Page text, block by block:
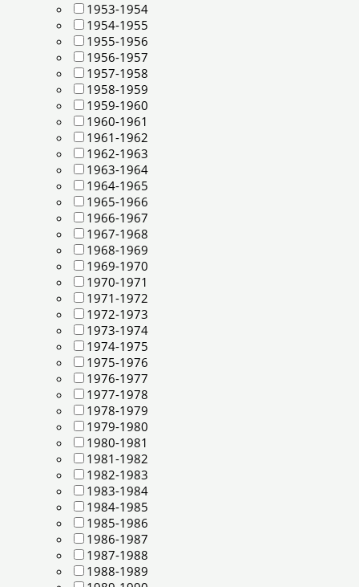
1953-1954
1954-1955
1955-1956
1956-1957
1957-1958
1958-1959
1959-1960
1960-1961
1961-1962
1962-1963
1963-1964
1964-1965
1965-1966
1966-1967
1967-1968
1968-1969
1969-1970
1970-1971
1971-1972
1972-1973
1973-1974
1974-1975
1975-1976
1976-1977
1977-1978
1978-1979
1979-1980
1980-1981
1981-1982
1982-1983
1983-1984
1984-1985
1985-1986
1986-1987
1987-1988
1988-1989